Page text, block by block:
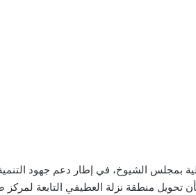
بمجلس الشيوخ، في إطار دعم جهود
منطقة نزلة العطيفي التابعة لمركز